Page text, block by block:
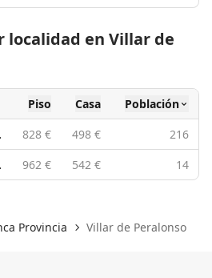
localidad en Villar de
Piso Casa
Población
828 € 498 €
216
962 € 542 € 14
Provincia Villar de Peralonso